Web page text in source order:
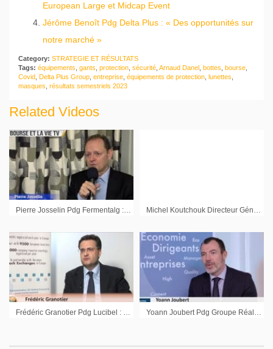
European Large et Midcap Event
Jérôme Benoît Pdg Delta Plus : « Des opportunités sur
notre marché »
Category: STRATEGIE ET RÉSULTATS
Tags: équipements gants protection sécurité Arnaud Danel bottes bourse
Covid Delta Plus Group entreprise équipements de protection lunettes
masques résultats semestriels 2023
Related Videos
Pierre Josselin Pdg Fermentalg : « Le marché des oméga 3 est un marché qui est en croissance » Michel Koutchouk Directeur Général Infotel